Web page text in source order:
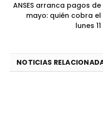
ANSES arranca pagos de
mayo: quién cobra el
lunes 11
NOTICIAS